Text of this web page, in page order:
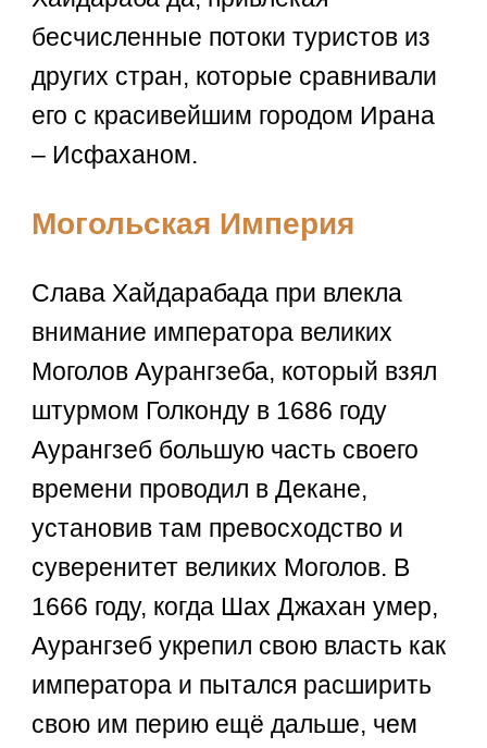
бесчисленные потоки туристов из
других стран, которые сравнивали
его с красивейшим городом Ирана
– Исфаханом.
Могольская Империя
Слава Хайдарабада при влекла
внимание императора великих
Моголов Аурангзеба, который взял
штурмом Голконду в 1686 году
Аурангзеб большую часть своего
времени проводил в Декане,
установив там превосходство и
суверенитет великих Моголов. В
1666 году, когда Шах Джахан умер,
Аурангзеб укрепил свою власть как
императора и пытался расширить
свою им перию ещё дальше, чем